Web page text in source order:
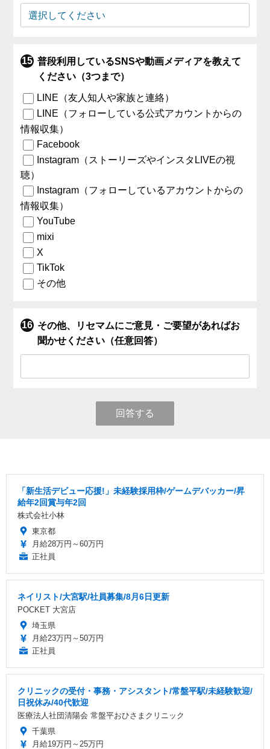
普段利用しているSNSや動画メディアを教えて
ください（3つまで）
LINE（友人知人や家族と連絡）
LINE（フォローしている公式アカウントからの
情報収集）
Facebook
Instagram（ストーリーズやインスタLIVEの視
聴）
Instagram（フォローしているアカウントからの
情報収集）
YouTube
mixi
X
TikTok
その他
その他、リセマムにご意見・ご要望があればお
聞かせください（任意回答）
回答する
「新生活デビュー応援!」未経験採用枠/ゲームデバッカー/昇
給年2回賞与年2回
株式会社小林
東京都
月給28万円～60万円
正社員
ネイリスト/大宮駅/社員募集/8月6日更新
POCKET 大宮店
埼玉県
月給23万円～50万円
正社員
クリニックの受付・事務・アシスタント/常盤平駅/未経験歓迎/
日祝休み/40代歓迎
医療法人社団清陽会 常盤平おひさまクリニック
千葉県
月給19万円～25万円